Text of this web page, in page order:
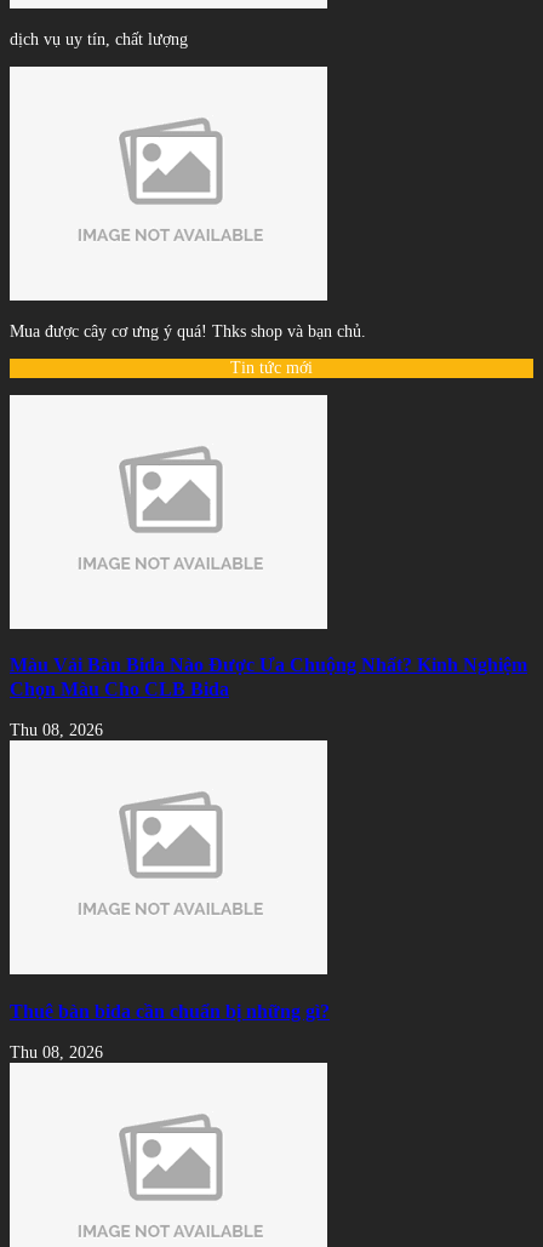
dịch vụ uy tín, chất lượng
Mua được cây cơ ưng ý quá! Thks shop và bạn chủ.
Tin tức mới
Màu Vải Bàn Bida Nào Được Ưa Chuộng Nhất? Kinh Nghiệm
Chọn Màu Cho CLB Bida
Thu 08, 2026
Thuê bàn bida cần chuẩn bị những gì?
Thu 08, 2026